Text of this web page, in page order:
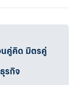
นคู่คิด มิตรคู่
รกิจ